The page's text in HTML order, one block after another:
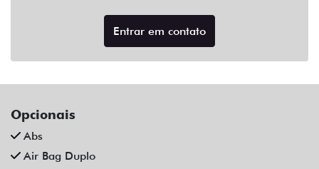
Entrar em contato
Opcionais
Abs
Air Bag Duplo